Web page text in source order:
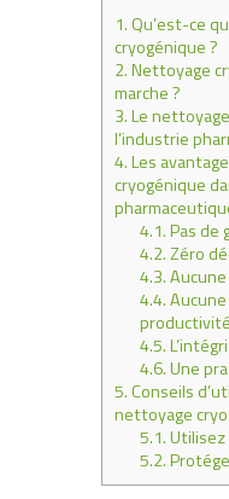
1.Qu’est-ce
cryogénique ?
2.Nettoyage
marche ?
3.Le
l’industrie
4.Les
cryogénique
4.1.Pas de
4.2.Zéro
4.3.
4.4.
productivité
4.5.
4.6.Une
5.Conseils
nettoyage
5.1.
5.2.